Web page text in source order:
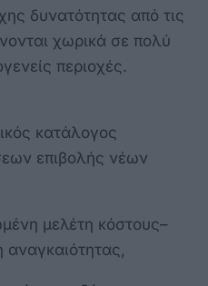
δυνατότητας από τις
χωρικά σε πολύ
περιοχές.
κατάλογος
επιβολής νέων
μελέτη κόστους–
αναγκαιότητας,